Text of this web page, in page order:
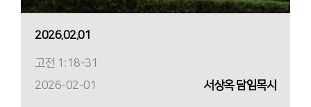
2026.02.01
고전 1:18-31
2026-02-01
서상옥 담임목사